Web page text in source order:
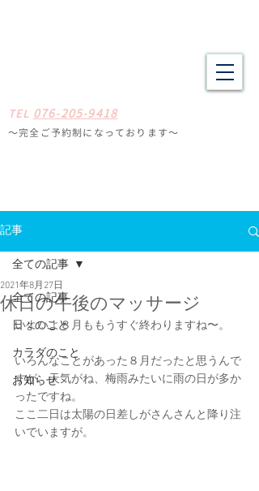
TEL 076-205-9418
〜完全ご予約制になっ ております〜
記事
全ての記事
日々のこと
カラダのこと
お知らせ
全ての記事
休日の午後のマッサージ
2021年8月27日
いよいよ８月ももうすぐ終わりますね〜。
いろんなことがあった８月だったと思うんで
すが、天気がね、梅雨みたいに雨の日が多か
ったですね。
ここ二日は太陽の日差しがさんさんと降り注
いでいますが。